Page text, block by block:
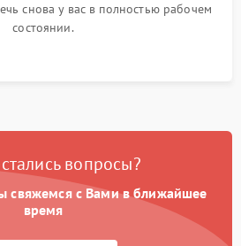
снова у вас в полностью рабочем
состоянии.
вопросы?
свяжемся с Вами в ближайшее
время